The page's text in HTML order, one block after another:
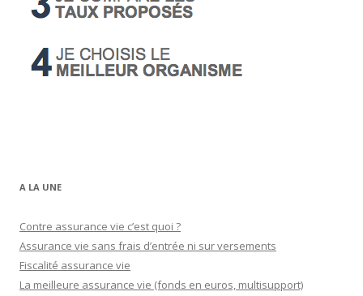
A LA UNE
Contre assurance vie c’est quoi ?
Assurance vie sans frais d’entrée ni sur versements
Fiscalité assurance vie
La meilleure assurance vie (fonds en euros, multisupport)